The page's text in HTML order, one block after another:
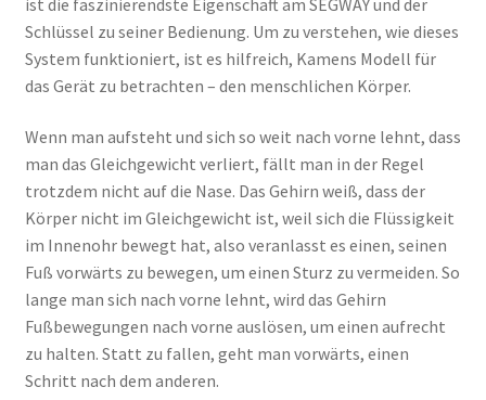
Schlüssel zu seiner Bedienung. Um zu verstehen, wie dieses
System funktioniert, ist es hilfreich, Kamens Modell für
das Gerät zu betrachten – den menschlichen Körper.
Wenn man aufsteht und sich so weit nach vorne lehnt, dass
man das Gleichgewicht verliert, fällt man in der Regel
trotzdem nicht auf die Nase. Das Gehirn weiß, dass der
Körper nicht im Gleichgewicht ist, weil sich die Flüssigkeit
im Innenohr bewegt hat, also veranlasst es einen, seinen
Fuß vorwärts zu bewegen, um einen Sturz zu vermeiden. So
lange man sich nach vorne lehnt, wird das Gehirn
Fußbewegungen nach vorne auslösen, um einen aufrecht
zu halten. Statt zu fallen, geht man vorwärts, einen
Schritt nach dem anderen.